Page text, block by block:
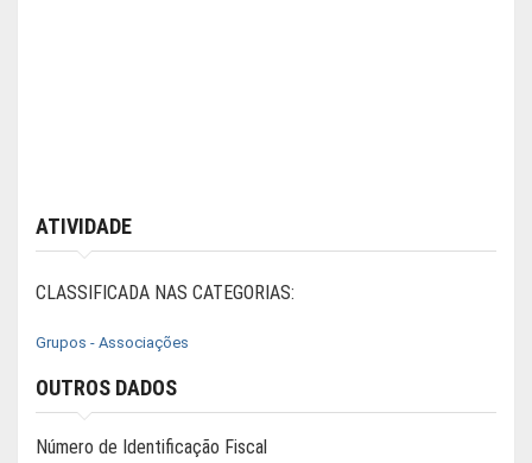
ATIVIDADE
CLASSIFICADA NAS CATEGORIAS:
Grupos - Associações
OUTROS DADOS
Número de Identificação Fiscal